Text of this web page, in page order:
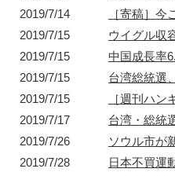
2019/7/14
［寄稿］今
2019/7/15
ウイグル収
2019/7/15
中国成長率
2019/7/15
台湾総統選
2019/7/15
［週刊ハ
2019/7/17
台湾・総統
2019/7/26
ソウル市が
2019/7/28
日本不買運